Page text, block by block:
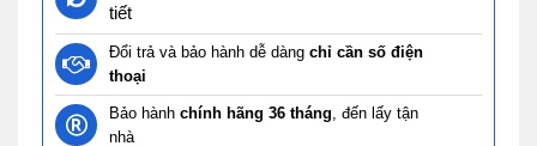
tiết
Đổi trả và bảo hành dễ dàng chỉ cần số điện
thoại
Bảo hành chính hãng 36 tháng , đến lấy tận
nhà